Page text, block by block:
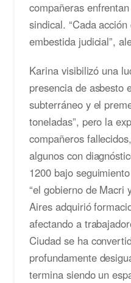
compañeras
sindical. “Cada
embestida judicial”,
Karina visibilizó una
presencia de asbesto
subterráneo y el
toneladas”, pero la
compañeros
algunos con
1200 bajo
“el gobierno de Macri
Aires adquirió
afectando a
Ciudad se ha
profundamente
termina siendo un